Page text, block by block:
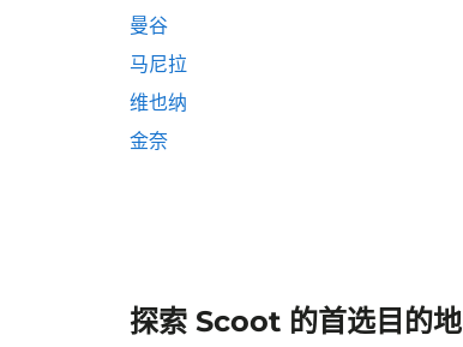
曼谷
马尼拉
维也纳
金奈
探索 Scoot 的首选目的地